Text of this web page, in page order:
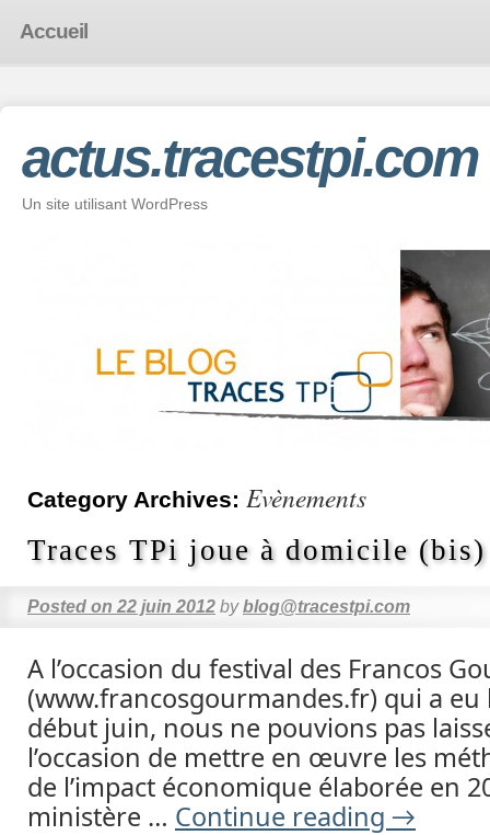
Accueil
actus.tracestpi.com
Un site utilisant WordPress
Category Archives: Evènements
Traces TPi joue à domicile (bis)
Posted on 22 juin 2012 by blog@tracestpi.com
A l’occasion du festival des Francos
(www.francosgourmandes.fr) qui a eu
début juin, nous ne pouvions pas
l’occasion de mettre en œuvre les
de l’impact économique élaborée en
ministère … Continue reading →